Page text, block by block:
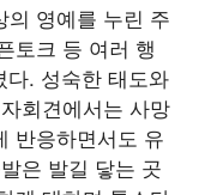
의 영예를 누린 주
토크 등 여러 행
. 성숙한 태도와
회견에서는 사망
반응하면서도 유
은 발길 닿는 곳